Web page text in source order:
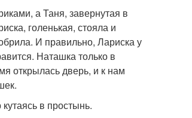
а Таня, завернутая в
голенькая, стояла и
И правильно, Лариска у
Наташка только в
открылась дверь, и к нам
в простынь.